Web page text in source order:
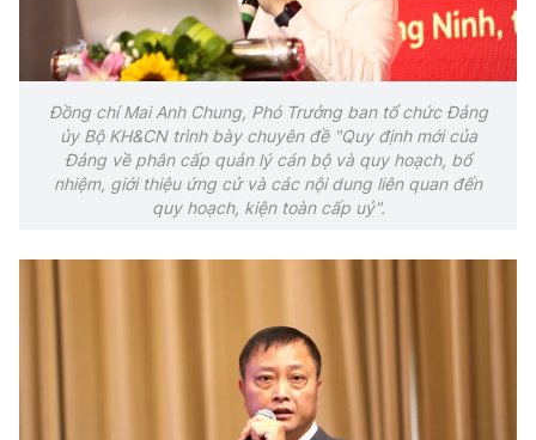
Đồng chí Mai Anh Chung, Phó Trưởng ban tổ chức Đảng
ủy Bộ KH&CN trình bày chuyên đề "Quy định mới của
Đảng về phân cấp quản lý cán bộ và quy hoạch, bổ
nhiệm, giới thiệu ứng cử và các nội dung liên quan đến
quy hoạch, kiện toàn cấp uỷ".